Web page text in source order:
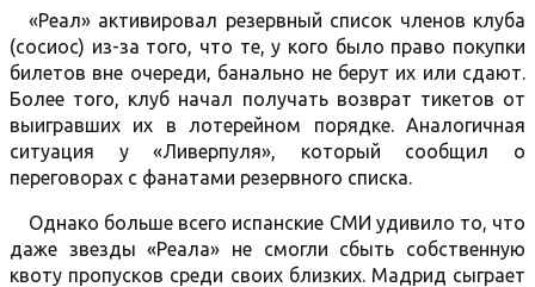
«Реал» активировал резервный список членов клуба
(сосиос) из-за того, что те, у кого было право покупки
билетов вне очереди, банально не берут их или сдают.
Более того, клуб начал получать возврат тикетов от
выигравших их в лотерейном порядке. Аналогичная
ситуация у «Ливерпуля», который сообщил о
переговорах с фанатами резервного списка.
Однако больше всего испанские СМИ удивило то, что
даже звезды «Реала» не смогли сбыть собственную
квоту пропусков среди своих близких. Мадрид сыграет